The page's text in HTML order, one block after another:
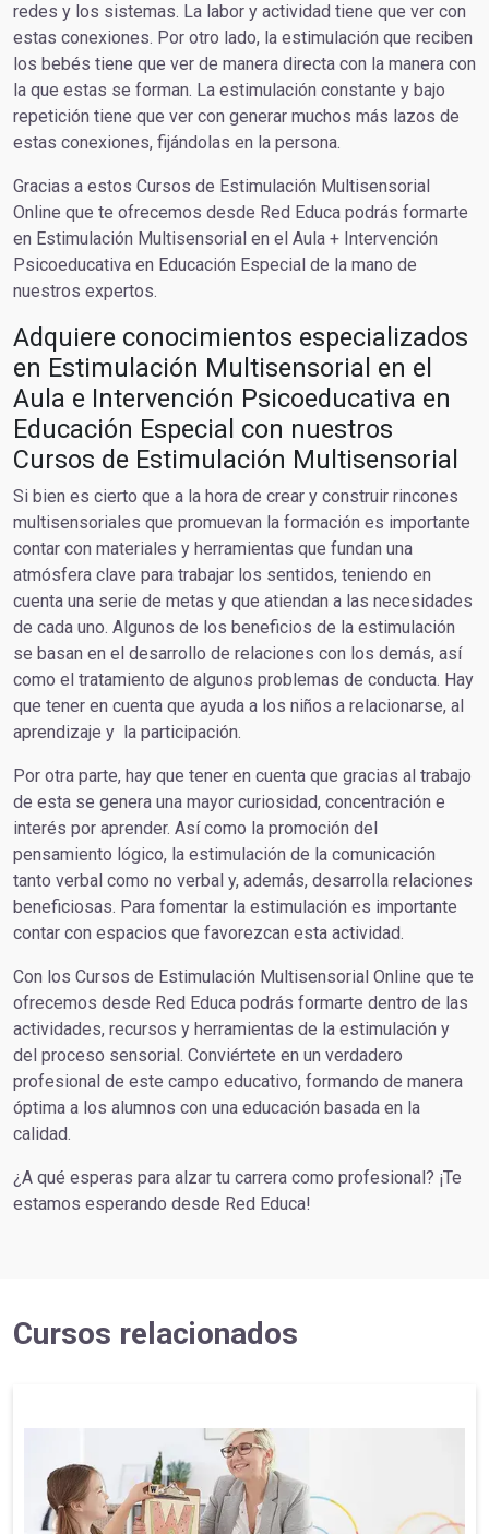
redes y los sistemas. La labor y actividad tiene que ver con
estas conexiones. Por otro lado, la estimulación que reciben
los bebés tiene que ver de manera directa con la manera con
la que estas se forman. La estimulación constante y bajo
repetición tiene que ver con generar muchos más lazos de
estas conexiones, fijándolas en la persona.
Gracias a estos Cursos de Estimulación Multisensorial
Online que te ofrecemos desde Red Educa podrás formarte
en Estimulación Multisensorial en el Aula + Intervención
Psicoeducativa en Educación Especial de la mano de
nuestros expertos.
Adquiere conocimientos especializados
en Estimulación Multisensorial en el
Aula e Intervención Psicoeducativa en
Educación Especial con nuestros
Cursos de Estimulación Multisensorial
Si bien es cierto que a la hora de crear y construir rincones
multisensoriales que promuevan la formación es importante
contar con materiales y herramientas que fundan una
atmósfera clave para trabajar los sentidos, teniendo en
cuenta una serie de metas y que atiendan a las necesidades
de cada uno. Algunos de los beneficios de la estimulación
se basan en el desarrollo de relaciones con los demás, así
como el tratamiento de algunos problemas de conducta. Hay
que tener en cuenta que ayuda a los niños a relacionarse, al
aprendizaje y la participación.
Por otra parte, hay que tener en cuenta que gracias al trabajo
de esta se genera una mayor curiosidad, concentración e
interés por aprender. Así como la promoción del
pensamiento lógico, la estimulación de la comunicación
tanto verbal como no verbal y, además, desarrolla relaciones
beneficiosas. Para fomentar la estimulación es importante
contar con espacios que favorezcan esta actividad.
Con los Cursos de Estimulación Multisensorial Online que te
ofrecemos desde Red Educa podrás formarte dentro de las
actividades, recursos y herramientas de la estimulación y
del proceso sensorial. Conviértete en un verdadero
profesional de este campo educativo, formando de manera
óptima a los alumnos con una educación basada en la
calidad.
¿A qué esperas para alzar tu carrera como profesional? ¡Te
estamos esperando desde Red Educa!
Cursos relacionados